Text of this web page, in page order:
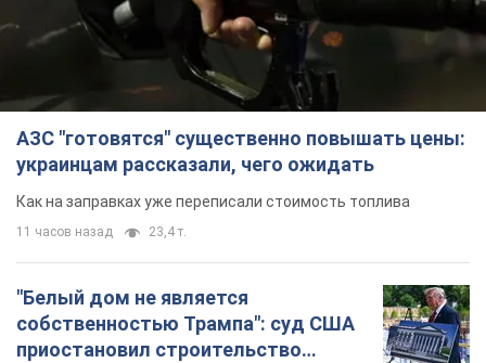
АЗС "готовятся" существенно повышать цены:
украинцам рассказали, чего ожидать
Как на заправках уже переписали стоимость топлива
11 часов назад 23,4 т.
"Белый дом не является
собственностью Трампа": суд США
приостановил строительство